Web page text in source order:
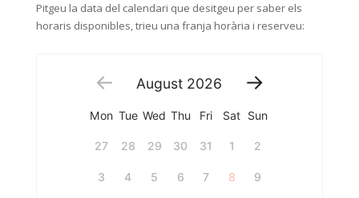
Pitgeu la data del calendari que desitgeu per saber els
horaris disponibles, trieu una franja horària i reserveu:
August 2026
Mon Tue Wed Thu Fri Sat Sun
27 28 29 30 31 1 2
3 4 5 6 7 8 9